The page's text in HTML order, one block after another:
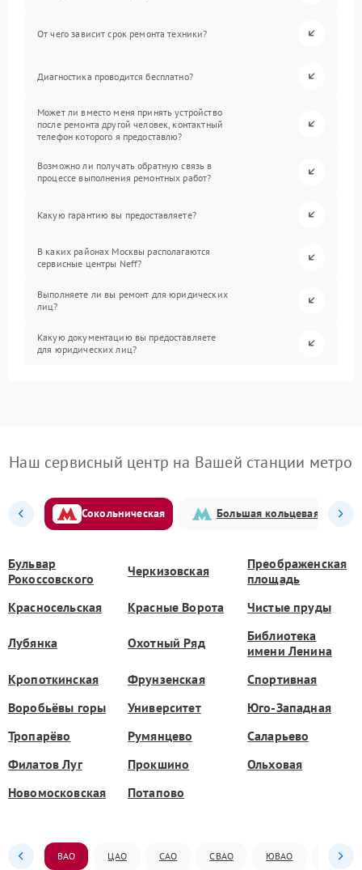
От чего зависит срок ремонта техники?
Диагностика проводится бесплатно?
Может ли вместо меня принять устройство
после ремонта другой человек, контактный
телефон которого я предоставлю?
Возможно ли получать обратную связь в
процессе выполнения ремонтных работ?
Какую гарантию вы предоставляете?
В каких районах Москвы располагаются
сервисные центры Neff?
Выполняете ли вы ремонт для юридических
лиц?
Какую документацию вы предоставляете
для юридических лиц?
Наш сервисный центр на Вашей станции метро
Сокольническая Большая кольцевая
Бульвар
Рокоссовского
Черкизовская
Преображенская
площадь
Красносельская
Красные Ворота Чистые пруды
Лубянка Охотный Ряд
Библиотека
имени Ленина
Кропоткинская
Фрунзенская
Спортивная
Воробьёвы горы
Университет
Юго-Западная
Тропарёво
Румянцево
Саларьево
Филатов Луг
Прокшино
Ольховая
Новомосковская
Потапово
ВАО ЦАО САО СВАО ЮВАО ЮАО